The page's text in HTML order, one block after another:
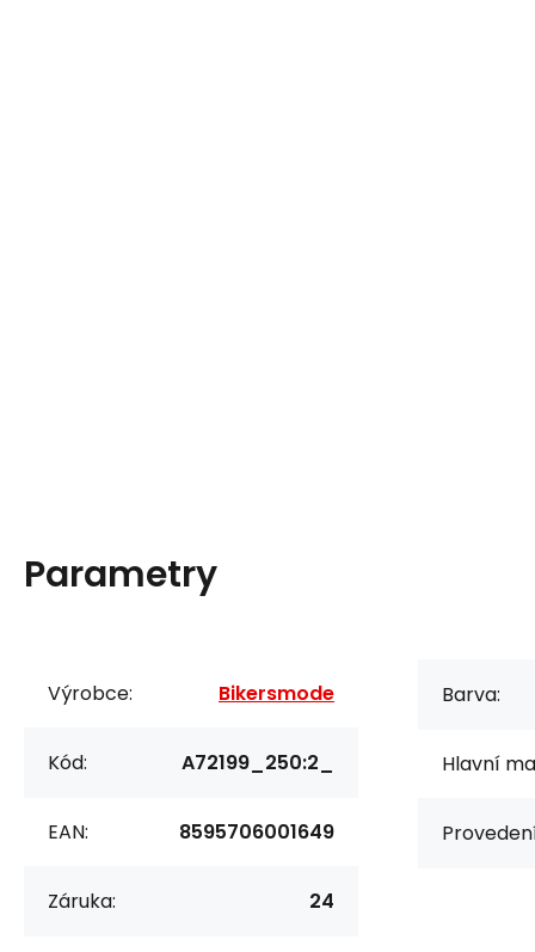
Parametry
Výrobce: Bikersmode
Kód: A72199_250:2_
EAN: 8595706001649
Záruka: 24
Barva:
Hlavní